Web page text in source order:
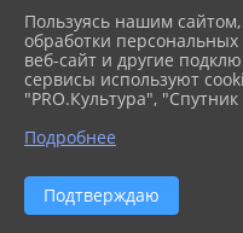
Главная
Урок мужества
05.03.2025 06:21
Пользуясь нашим
обработки
веб-сайт и другие
сервисы используют
"PRO.Культура",
Подробнее
Подтверждаю